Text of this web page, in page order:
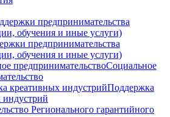
предпринимательства
обучения и иные услуги)
Социальное
Поддержка
индустрий